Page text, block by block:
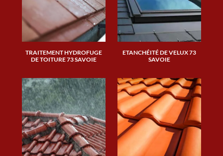
TRAITEMENT HYDROFUGE
DE TOITURE 73 SAVOIE
ETANCHÉITÉ DE VELUX 73
SAVOIE